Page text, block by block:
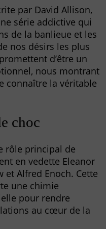
par David Allison,
série addictive qui
de la banlieue et les
nos désirs les plus
d’être un
nous montrant
connaître la véritable
choc
rôle principal de
en vedette Eleanor
et Alfred Enoch. Cette
une chimie
pour rendre
au cœur de la